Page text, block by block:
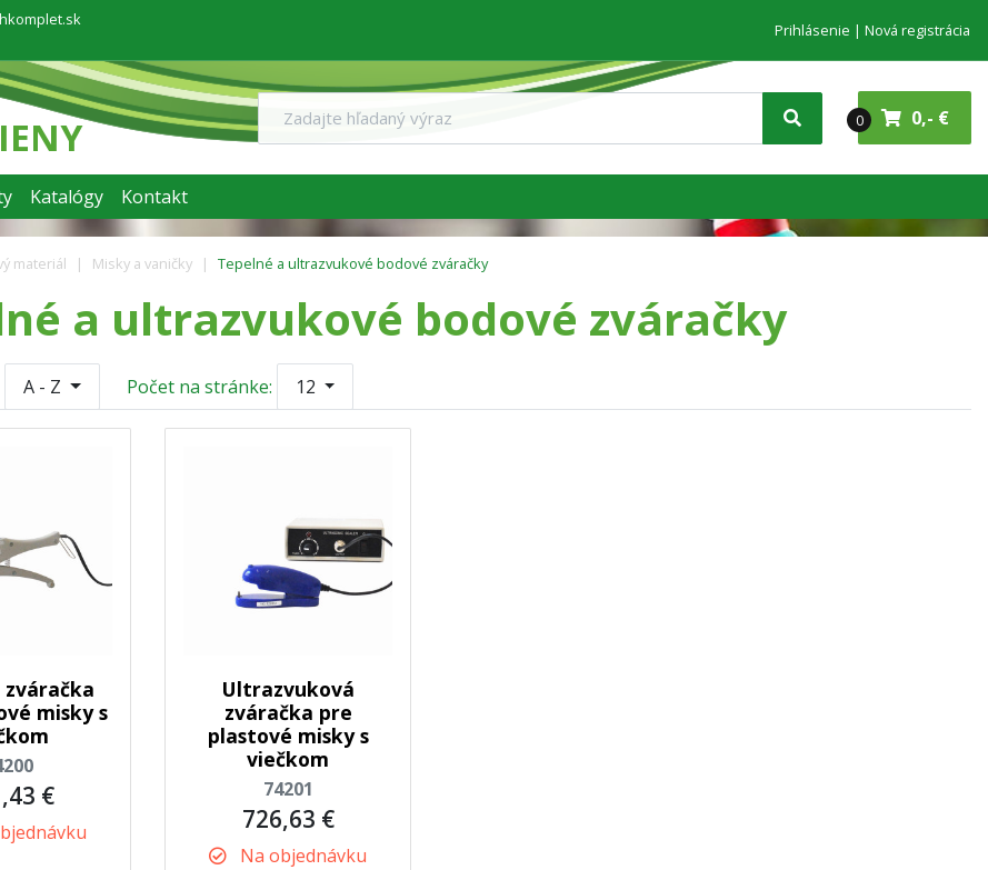
Prihlásenie Nová registrácia
0 0,- €
Katalógy Kontakt
materiál Misky a vaničky Tepelné a ultrazvukové bodové zváračky
a ultrazvukové bodové zváračky
A - Z Počet na stránke: 12
zváračka
misky s
€
Ultrazvuková
zváračka pre
plastové misky s
viečkom
74201
726,63 €
Na objednávku